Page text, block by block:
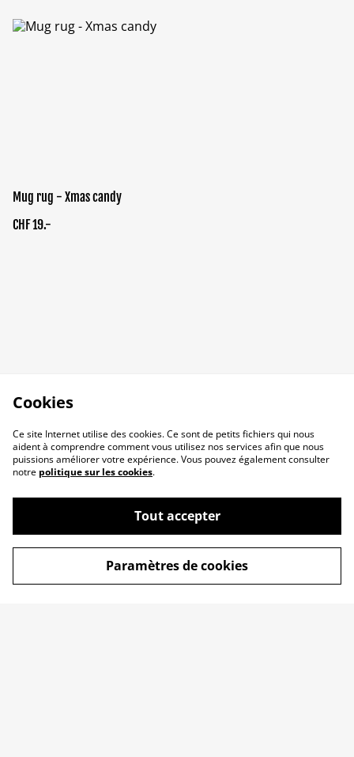
Mug rug - Xmas candy
CHF 19.-
Cookies
Ce site Internet utilise des cookies. Ce sont de petits fichiers qui nous
aident à comprendre comment vous utilisez nos services afin que nous
puissions améliorer votre expérience. Vous pouvez également consulter
notre politique sur les cookies.
Tout accepter
Paramètres de cookies